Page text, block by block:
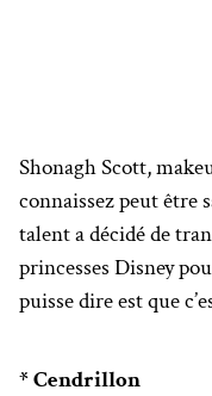
Shonagh Scott,
connaissez peut être
talent a décidé de
princesses Disney
puisse dire est que
* Cendrillon